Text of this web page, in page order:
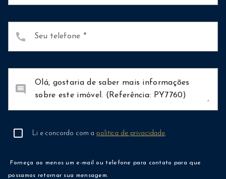
Seu telefone
call
comment
Li e concordo com a política de privacidade.
Forneça ao menos um e-mail ou telefone para contato para que
possamos retornar sua mensagem.